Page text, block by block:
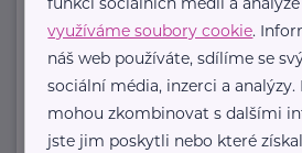
https://
+420 800 100 150
info@hartmanndirect.cz
využíváme soubory cookie.
náš web používáte, sdílíme se
sociální média, inzerci a
mohou zkombinovat s dalšími
jste jim poskytli nebo které